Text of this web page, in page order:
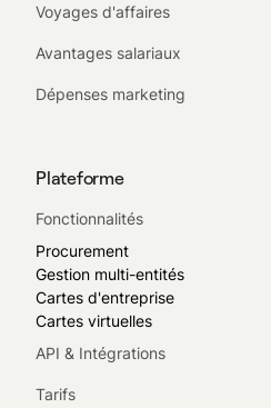
Voyages d'affaires
Avantages salariaux
Dépenses marketing
Plateforme
Fonctionnalités
Procurement
Gestion multi-entités
Cartes d'entreprise
Cartes virtuelles
API & Intégrations
Tarifs